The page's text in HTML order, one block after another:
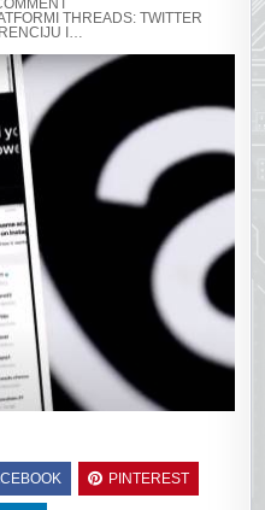
THREADS: TWITTER
I…
PINTEREST